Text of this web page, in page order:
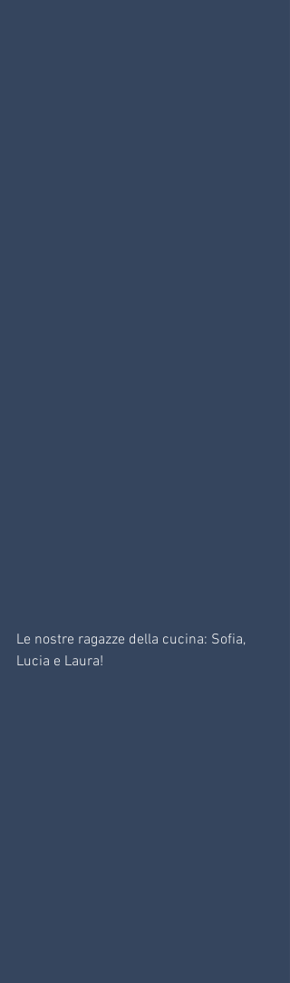
Le nostre ragazze della cucina: Sofia,
Lucia e Laura!